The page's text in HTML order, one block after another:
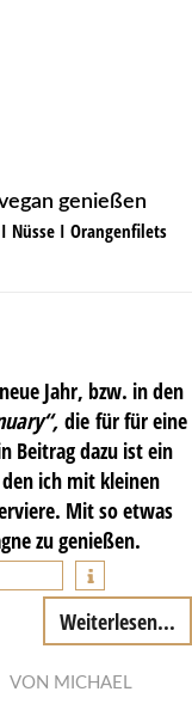
genießen
Nüsse I Orangenfilets
Jahr, bzw. in den
die für für eine
Beitrag dazu ist ein
ich mit kleinen
Mit so etwas
zu genießen.
Weiterlesen...
VON MICHAEL